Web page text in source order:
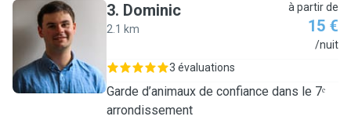
D
3. Dominic
2.1 km
à partir de
15 €
/nuit
3 évaluations
Garde d’animaux de confiance dans le 7ᵉ
arrondissement